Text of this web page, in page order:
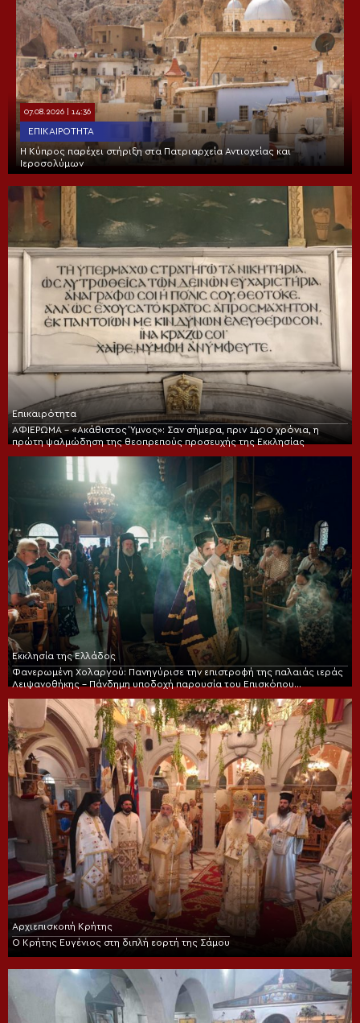
07.08.2026 | 14:36
ΕΠΙΚΑΙΡΌΤΗΤΑ
Η Κύπρος παρέχει στήριξη στα Πατριαρχεία Αντιοχείας και
Ιεροσολύμων
Επικαιρότητα
ΑΦΙΕΡΩΜΑ – «Ακάθιστος Ύμνος»: Σαν σήμερα, πριν 1400 χρόνια, η
πρώτη ψαλμώδηση της θεοπρεπούς προσευχής της Εκκλησίας
Εκκλησία της Ελλάδος
Φανερωμένη Χολαργού: Πανηγύρισε την επιστροφή της παλαιάς ιεράς
Λειψανοθήκης – Πάνδημη υποδοχή παρουσία του Επισκόπου
Αρχιεπισκοπή Κρήτης
Ο Κρήτης Ευγένιος στη διπλή εορτή της Σάμου